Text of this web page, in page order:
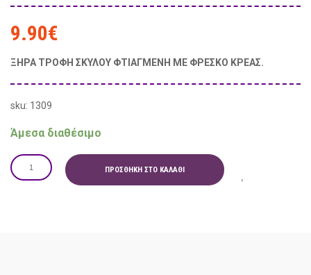
9.90€
ΞΗΡΑ ΤΡΟΦΗ ΣΚΥΛΟΥ ΦΤΙΑΓΜΕΝΗ ΜΕ ΦΡΕΣΚΟ ΚΡΕΑΣ.
sku: 1309
Άμεσα διαθέσιμο
ΠΡΟΣΘΉΚΗ ΣΤΟ ΚΑΛΆΘΙ